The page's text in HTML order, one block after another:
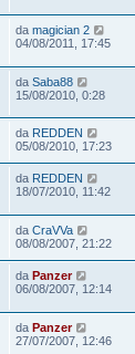
da magician 2
04/08/2011, 17:45
da Saba88
15/08/2010, 0:28
da REDDEN
05/08/2010, 17:23
da REDDEN
18/07/2010, 11:42
da CraVVa
08/08/2007, 21:22
da Panzer
06/08/2007, 12:14
da Panzer
27/07/2007, 12:46